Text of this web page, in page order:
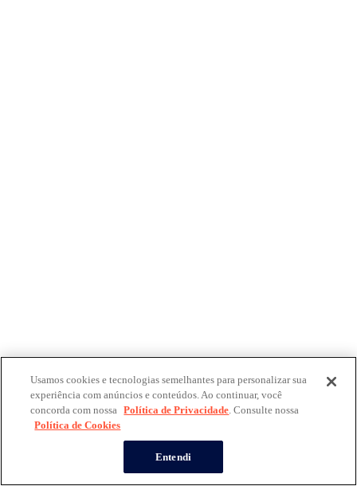
Usamos cookies e tecnologias semelhantes para personalizar sua
experiência com anúncios e conteúdos. Ao continuar, você
concorda com nossa Política de Privacidade. Consulte nossa
Política de Cookies
Entendi